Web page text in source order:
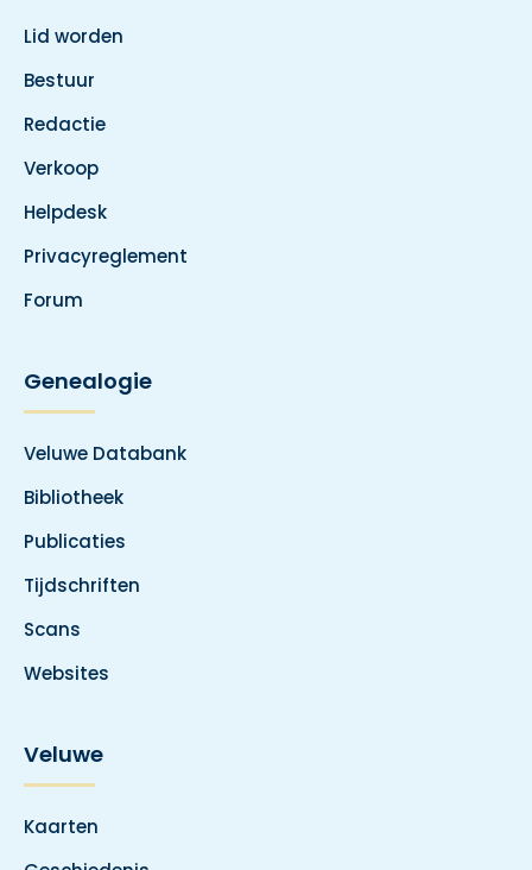
Lid worden
Bestuur
Redactie
Verkoop
Helpdesk
Privacyreglement
Forum
Genealogie
Veluwe Databank
Bibliotheek
Publicaties
Tijdschriften
Scans
Websites
Veluwe
Kaarten